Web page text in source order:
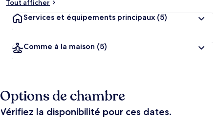
Tout afficher
Services et équipements principaux (5)
Comme à la maison (5)
Options de chambre
Vérifiez la disponibilité pour ces dates.